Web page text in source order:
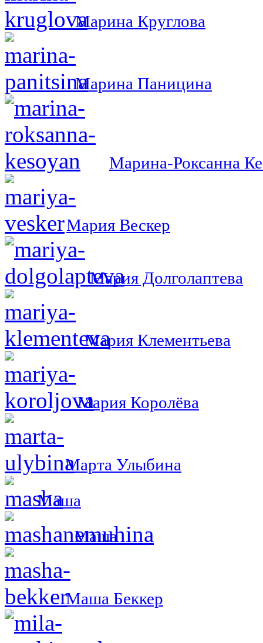
Марина Круглова
Марина Паницина
Марина-Роксанна
Мария Вескер
Мария Долголаптева
Мария Клементьева
Мария Королёва
Марта Улыбина
Маша
Маша
Маша Беккер